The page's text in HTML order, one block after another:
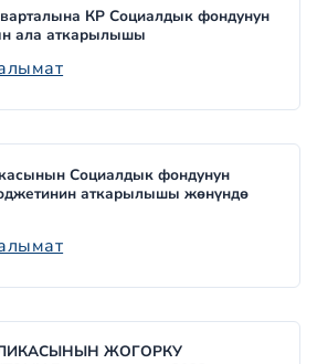
КР Социалдык фондунун
ала аткарылышы
Социалдык фондунун
аткарылышы жөнүндө
ЖОГОРКУ